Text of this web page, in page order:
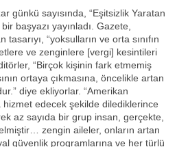
günkü sayısında, “Eşitsizlik Yaratan
bir başyazı yayınladı. Gazete,
“yoksulların ve orta sınıfın
ve zenginlere [vergi] kesintileri
“Birçok kişinin fark etmemiş
ortaya çıkmasına, öncelikle artan
diye ekliyorlar. “Amerikan
hizmet edecek şekilde dilediklerince
az sayıda bir grup insan, gerçekte,
zengin aileler, onların artan
güvenlik programlarına ve her türlü